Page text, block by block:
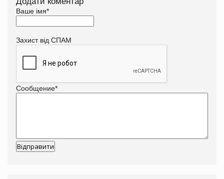
Ваше імя*
Захист від СПАМ
Сообщение*